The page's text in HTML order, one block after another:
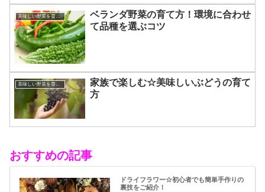
美味しい野菜を育てるコツ
ベランダ野菜の育て方！環境に合わせ
て品種を選ぶコツ
美味しい野菜を育てるコツ
家族で楽しむ☆美味しいぶどうの育て
方
おすすめの記事
ドライフラワー☆初心者でも簡単手作りの
裏技をご紹介！